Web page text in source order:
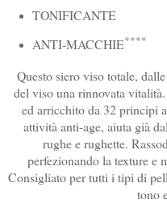
TONIFICANTE
ANTI-MACCHIE****
Questo siero viso totale,
del viso una rinnovata
ed arricchito da 32 principi
attività anti-age, aiuta già
rughe e rughette.
perfezionando la texture e
Consigliato per tutti i tipi di
tono